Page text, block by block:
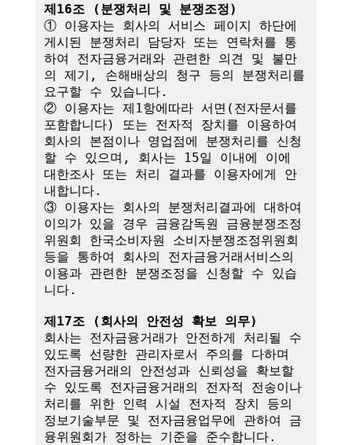
제16조 (분쟁처리 및 분쟁조정)
① 이용자는 회사의 서비스 페이지 하단에
게시된 분쟁처리 담당자 또는 연락처를 통
하여 전자금융거래와 관련한 의견 및 불만
의 제기, 손해배상의 청구 등의 분쟁처리를
요구할 수 있습니다.
② 이용자는 제1항에따라 서면(전자문서를
포함합니다) 또는 전자적 장치를 이용하여
회사의 본점이나 영업점에 분쟁처리를 신청
할 수 있으며, 회사는 15일 이내에 이에
대한조사 또는 처리 결과를 이용자에게 안
내합니다.
③ 이용자는 회사의 분쟁처리결과에 대하여
이의가 있을 경우 금융감독원 금융분쟁조정
위원회 한국소비자원 소비자분쟁조정위원회
등을 통하여 회사의 전자금융거래서비스의
이용과 관련한 분쟁조정을 신청할 수 있습
니다.
제17조 (회사의 안전성 확보 의무)
회사는 전자금융거래가 안전하게 처리될 수
있도록 선량한 관리자로서 주의를 다하며
전자금융거래의 안전성과 신뢰성을 확보할
수 있도록 전자금융거래의 전자적 전송이나
처리를 위한 인력 시설 전자적 장치 등의
정보기술부문 및 전자금융업무에 관하여 금
융위원회가 정하는 기준을 준수합니다.